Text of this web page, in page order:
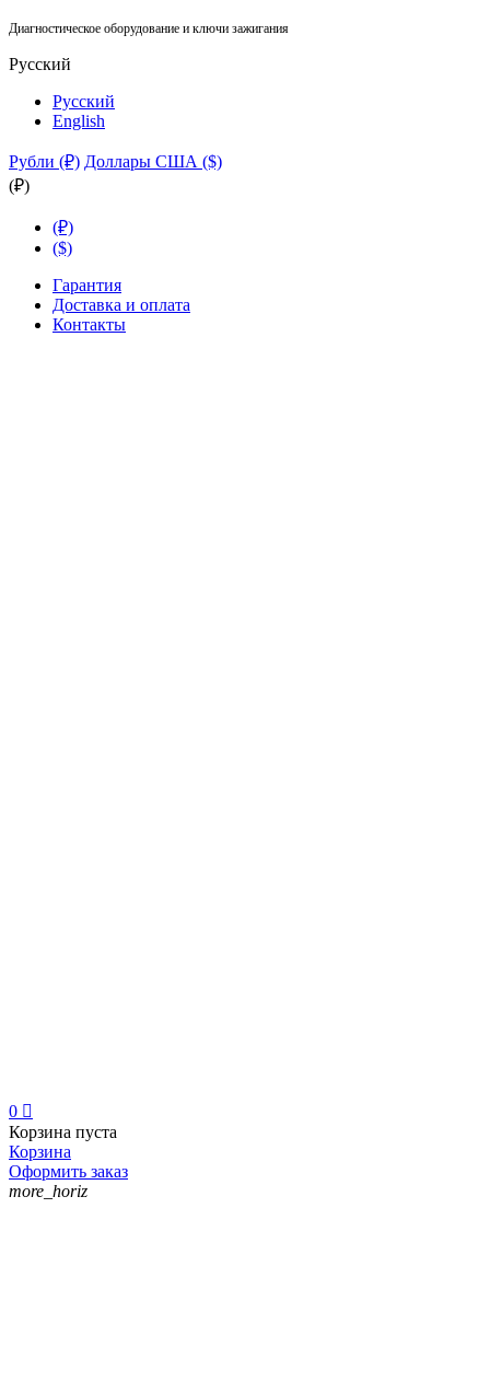
Диагностическое оборудование и ключи зажигания
Русский
Русский
English
Рубли (₽) Доллары США ($)
(₽)
(₽)
($)
Гарантия
Доставка и оплата
Контакты
0 
Корзина пуста
Корзина
Оформить заказ
more_horiz